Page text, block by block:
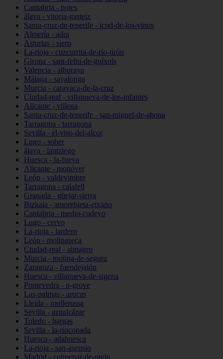
Cantabria - potes
álava - vitoria-gasteiz
Santa-cruz-de-tenerife - icod-de-los-vinos
Almería - adra
Asturias - siero
La-rioja - cuzcurrita-de-río-tirón
Girona - sant-feliu-de-guíxols
Valencia - alboraya
Málaga - sayalonga
Murcia - caravaca-de-la-cruz
Ciudad-real - villanueva-de-los-infantes
Alicante - villena
Santa-cruz-de-tenerife - san-miguel-de-abona
Tarragona - tarragona
Sevilla - el-viso-del-alcor
Lugo - sober
álava - lantziego
Huesca - la-fueva
Alicante - monòver
León - valdevimbre
Tarragona - calafell
Granada - güejar-sierra
Bizkaia - amorebieta-etxano
Cantabria - medio-cudeyo
Lugo - cervo
La-rioja - lardero
León - molinaseca
Ciudad-real - almagro
Murcia - molina-de-segura
Zaragoza - fuendejalón
Huesca - villanueva-de-sigena
Pontevedra - o-grove
Las-palmas - arucas
Lleida - mollerussa
Sevilla - aznalcázar
Toledo - bargas
Sevilla - la-rinconada
Huesca - adahuesca
La-rioja - san-asensio
Madrid - colmenar-de-oreja